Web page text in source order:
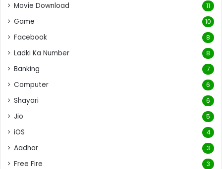
Movie Download 11
Game 10
Facebook 8
Ladki Ka Number 8
Banking 7
Computer 6
Shayari 6
Jio 5
iOS 4
Aadhar 3
Free Fire 3